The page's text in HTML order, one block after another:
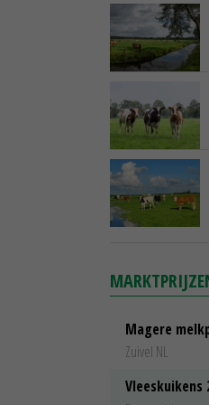
Magere
Zuivel NL
Vleeskuikens